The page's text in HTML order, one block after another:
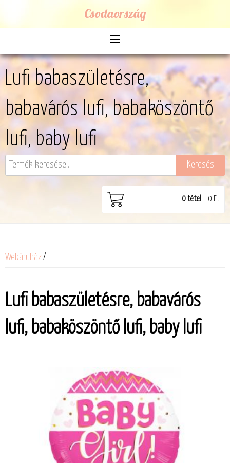
Csodaország
Lufi babaszületésre,
babavárós lufi, babaköszöntő
lufi, baby lufi
0tétel 0 Ft
Webáruház/
Lufi babaszületésre, babavárós
lufi, babaköszöntő lufi, baby lufi